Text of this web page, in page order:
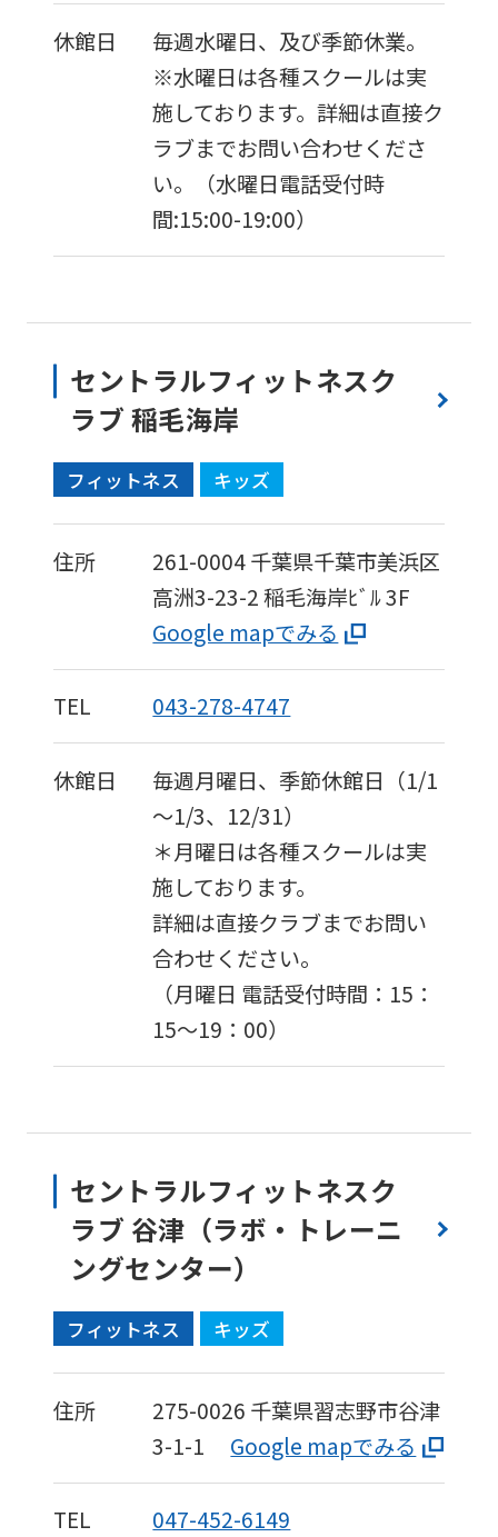
休館日
毎週水曜日、及び季節休業。
※水曜日は各種スクールは実
施しております。詳細は直接ク
ラブまでお問い合わせくださ
い。（水曜日電話受付時
間:15:00-19:00）
セントラルフィットネスク
ラブ 稲毛海岸
フィットネス キッズ
住所 261-0004千葉県千葉市美浜区
高洲3-23-2稲毛海岸ﾋﾞﾙ 3F
Google mapでみる
TEL 043-278-4747
休館日
毎週月曜日、季節休館日（1/1
～1/3、12/31）
＊月曜日は各種スクールは実
施しております。
詳細は直接クラブまでお問い
合わせください。
（月曜日 電話受付時間：15：
15〜19：00）
セントラルフィットネスク
ラブ 谷津（ラボ・トレーニ
ングセンター）
フィットネス キッズ
住所 275-0026 千葉県習志野市谷津
3-1-1
Google mapでみる
TEL 047-452-6149
the
original
content.
We
ask
that
you
fully
this
before
using
service.